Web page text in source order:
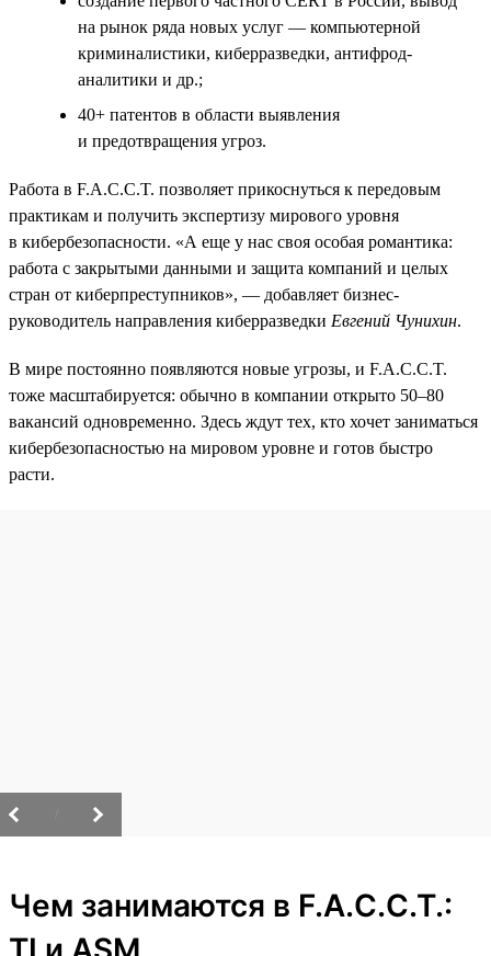
на рынок ряда новых услуг — компьютерной
криминалистики, киберразведки, антифрод-
аналитики и др.;
40+ патентов в области выявления
и предотвращения угроз.
Работа в F.A.C.C.T. позволяет прикоснуться к передовым
практикам и получить экспертизу мирового уровня
в кибербезопасности. «А еще у нас своя особая романтика:
работа с закрытыми данными и защита компаний и целых
стран от киберпреступников», — добавляет бизнес-
руководитель направления киберразведки Евгений Чунихин.
В мире постоянно появляются новые угрозы, и F.A.C.C.T.
тоже масштабируется: обычно в компании открыто 50–80
вакансий одновременно. Здесь ждут тех, кто хочет заниматься
кибербезопасностью на мировом уровне и готов быстро
расти.
Чем занимаются в F.A.C.C.T.: